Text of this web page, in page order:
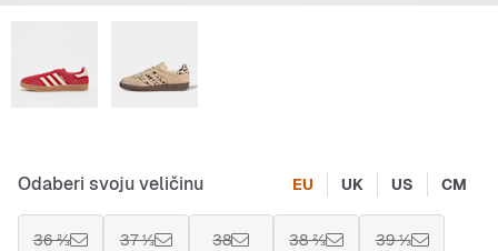
Odaberi svoju veličinu EU UK US CM
36 ⅔ 37 ⅓ 38 38 ⅔ 39 ⅓